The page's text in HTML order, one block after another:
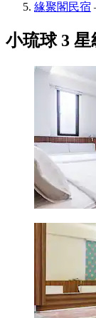
緣聚閣民宿
小琉球 3 星